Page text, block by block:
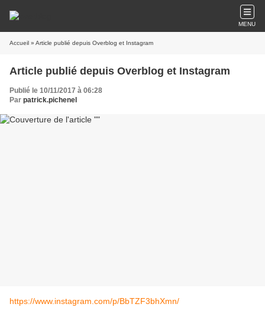
MENU
Accueil » Article publié depuis Overblog et Instagram
Article publié depuis Overblog et Instagram
Publié le 10/11/2017 à 06:28
Par patrick.pichenel
https://www.instagram.com/p/BbTZF3bhXmn/